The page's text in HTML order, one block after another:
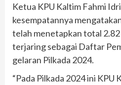
Ketua KPU Kaltim Fahmi
kesempatannya
telah menetapkan total
terjaring sebagai Daftar
gelaran Pilkada 2024.
“Pada Pilkada 2024 ini KPU